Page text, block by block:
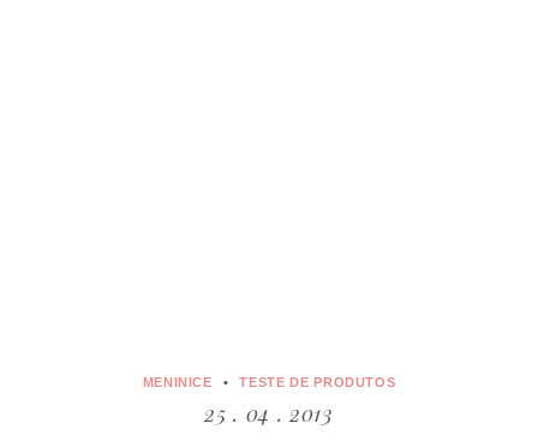
MENINICE TESTE DE PRODUTOS
25 . 04 . 2013